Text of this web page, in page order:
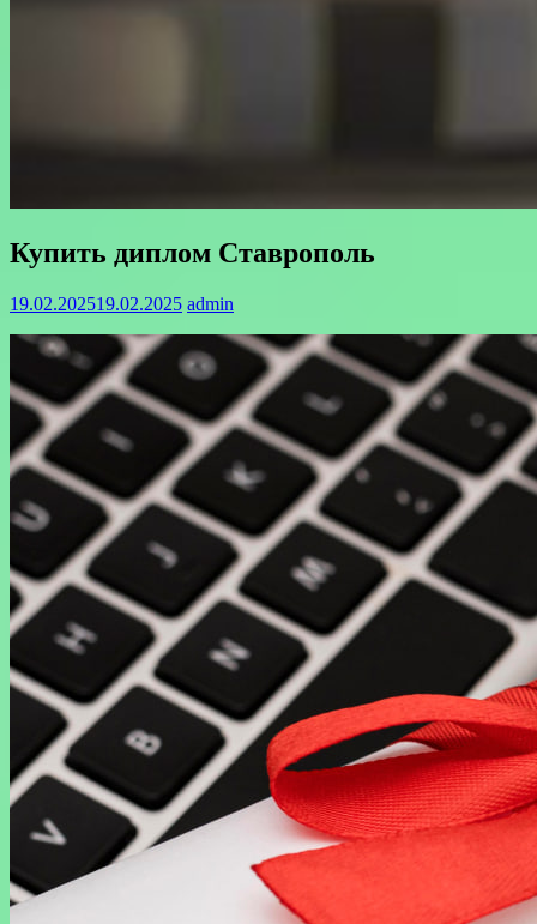
Купить диплом Ставрополь
19.02.202519.02.2025 admin